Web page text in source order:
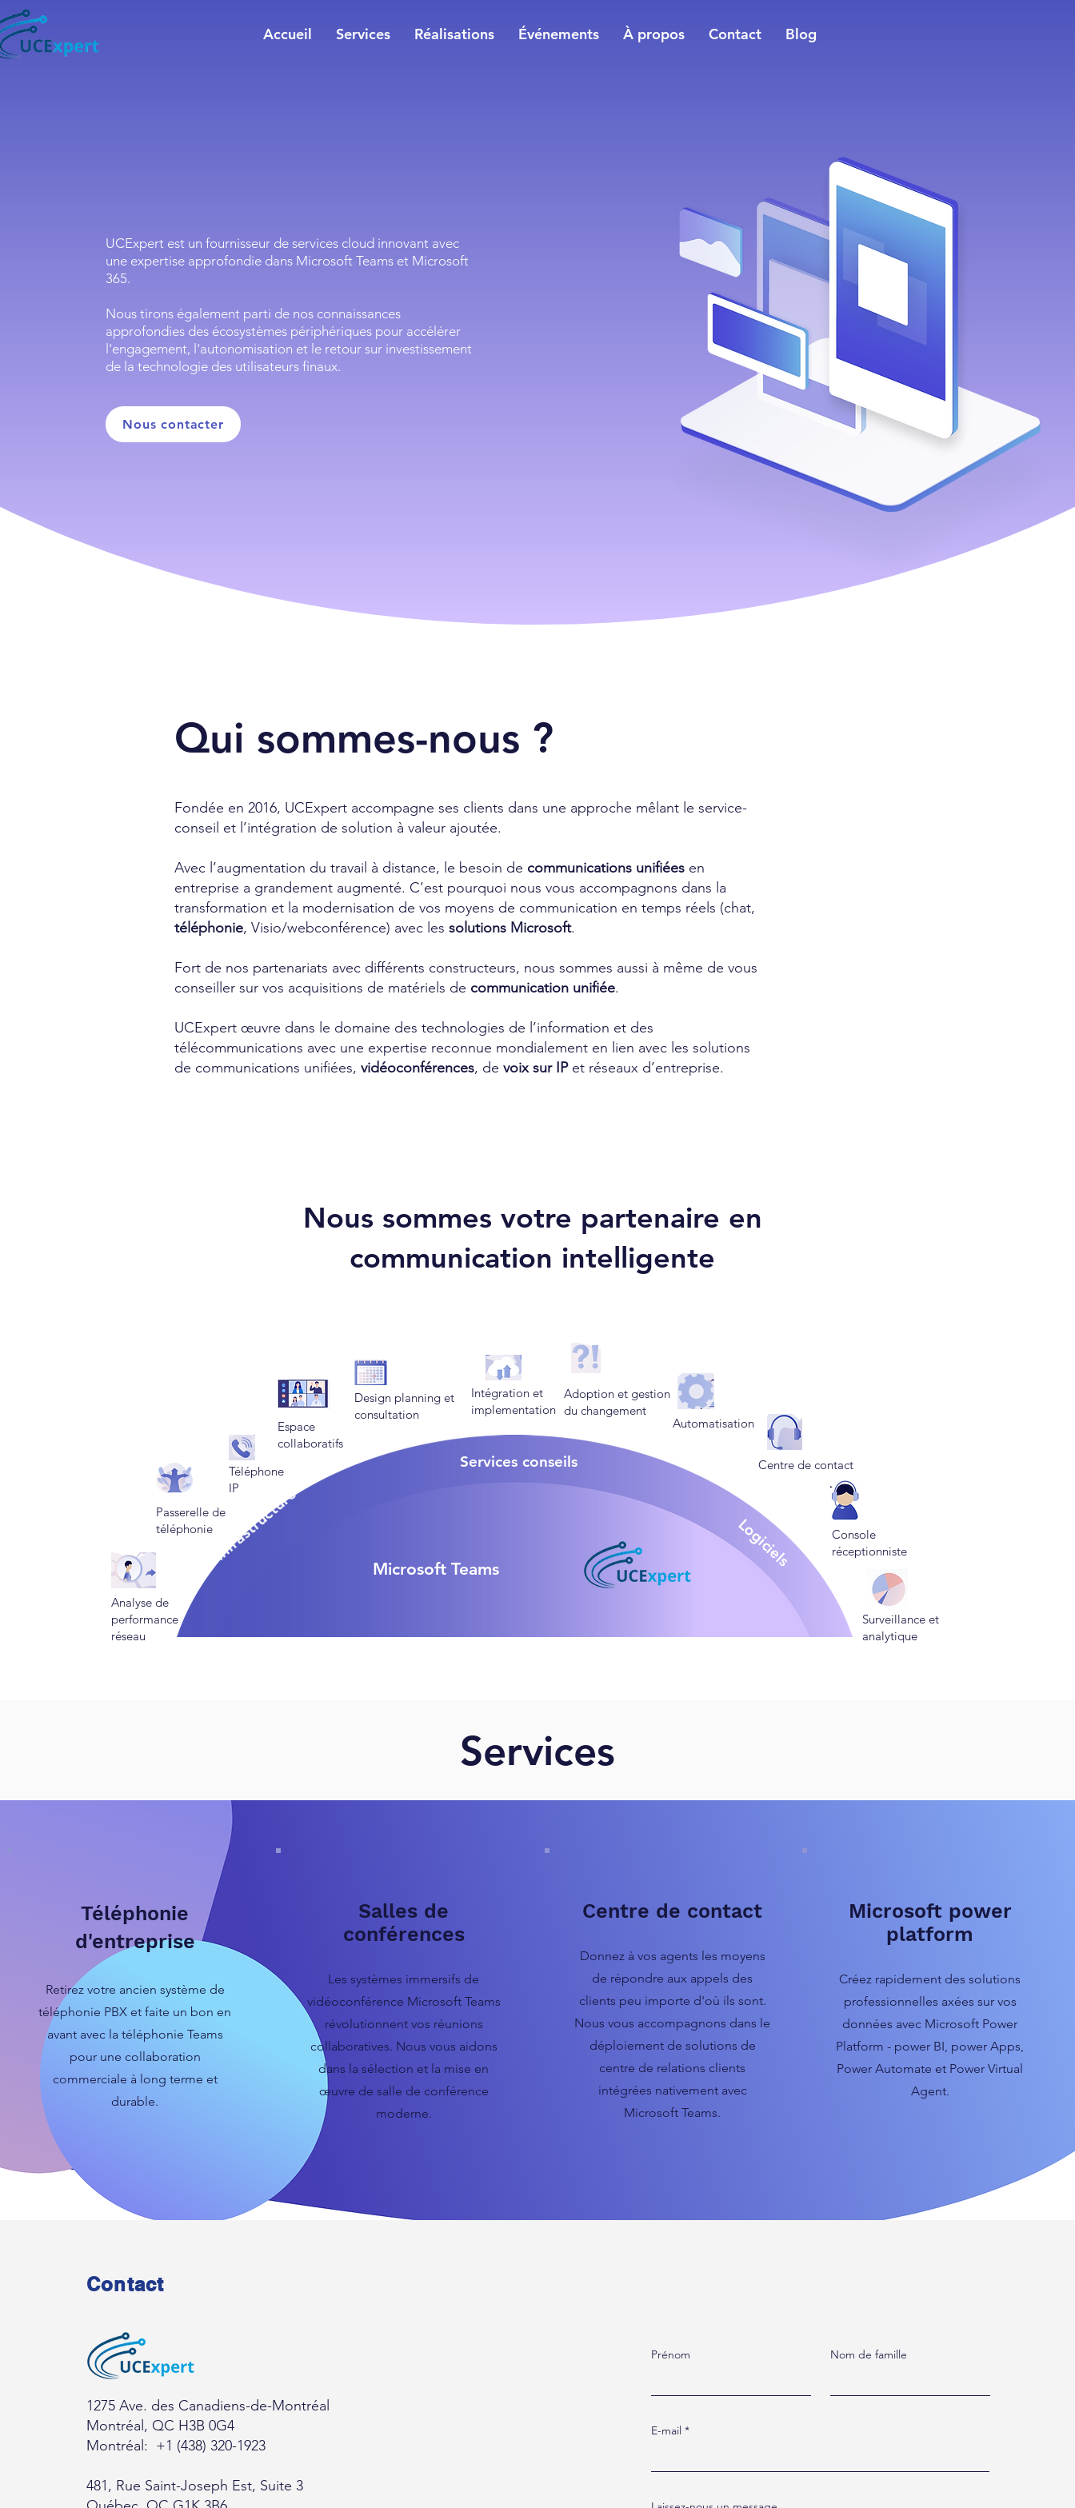
Accueil Services Réalisations Événements À propos Contact Blog
Nous contacter
UCExpert est un fournisseur de services cloud innovant avec
une expertise approfondie dans Microsoft Teams et Microsoft
365.
Nous tirons également parti de nos connaissances
approfondies des écosystèmes périphériques pour accélérer
l'engagement, l'autonomisation et le retour sur investissement
de la technologie des utilisateurs finaux.
Qui sommes-nous ?
Fondée en 2016, UCExpert accompagne ses clients dans une approche mêlant le service-
conseil et l’intégration de solution à valeur ajoutée.
Avec l’augmentation du travail à distance, le besoin de communications unifiées en
entreprise a grandement augmenté. C’est pourquoi nous vous accompagnons dans la
transformation et la modernisation de vos moyens de communication en temps réels (chat,
téléphonie, Visio/webconférence) avec les solutions Microsoft.
Fort de nos partenariats avec différents constructeurs, nous sommes aussi à même de vous
conseiller sur vos acquisitions de matériels de communication unifiée.
UCExpert œuvre dans le domaine des technologies de l’information et des
télécommunications avec une expertise reconnue mondialement en lien avec les solutions
de communications unifiées, vidéoconférences, de voix sur IPet réseaux d’entreprise.
Nous sommes votre partenaire en
communication intelligente
infrastructure
Services conseils
Logiciels
Microsoft Teams
Analyse de
performance
réseau
Passerelle de
téléphonie
Téléphone
IP
Espace
collaboratifs
Design planning et
consultation
Intégration et
implementation
Adoption et gestion
du changement
Automatisation
Centre de contact
Console
réceptionniste
Surveillance et
analytique
Services
Téléphonie
d'entreprise
Retirez votre ancien système de
téléphonie PBX et faite un bon en
avant avec la téléphonie Teams
pour une collaboration
commerciale à long terme et
durable.
Salles de
conférences
Les systèmes immersifs de
vidéoconférence Microsoft Teams
révolutionnent vos réunions
collaboratives. Nous vous aidons
dans la sélection et la mise en
œuvre de salle de conférence
moderne.
Centre de contact
Donnez à vos agents les moyens
de répondre aux appels des
clients peu importe d'où ils sont.
Nous vous accompagnons dans le
déploiement de solutions de
centre de relations clients
intégrées nativement avec
Microsoft Teams.
Microsoft power
platform
Créez rapidement des solutions
professionnelles axées sur vos
données avec Microsoft Power
Platform - power BI, power Apps,
Power Automate et Power Virtual
Agent.
Contact
1275 Ave. des Canadiens-de-Montréal
Montréal, QC H3B 0G4
Montréal: +1 (438) 320-1923
481, Rue Saint-Joseph Est, Suite 3
Prénom Nom de famille
E-mail